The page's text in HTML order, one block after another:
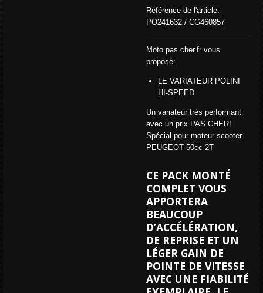
Référence de l'article:
PO241632 / CG460857
Moto pas cher.fr vous
propose:
LE VARIATEUR POLINI
HI-SPEED
Un variateur très performant
avec un prix PAS CHER!
Spécial pour moteur scooter
PEUGEOT 50cc 2T
CE PACK MONTÉ
COMPLET VOUS
APPORTERA
BEAUCOUP
D’ACCÉLÉRATION,
DE REPRISE ET UN
LÉGER GAIN DE
POINTE DE VITESSE
AVEC UNE FIABILITÉ